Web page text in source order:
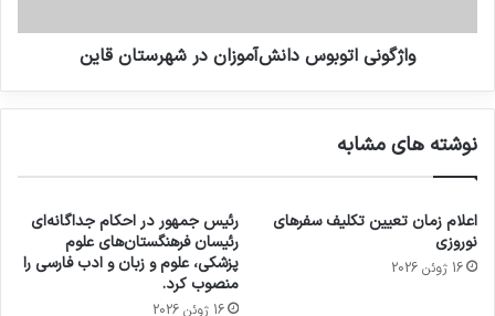
واژگونی اتوبوس دانش‌آموزان در شهرستان قاین
نوشته های مشابه
اعلام زمان تعیین تکلیف سفرهای
نوروزی
16 ژوئن 2026
رئیس جمهور در احکام جداگانه‌ای
رئیسان فرهنگستان‌های علوم
پزشکی، علوم و زبان و ادب فارسی را
منصوب کرد.
16 ژوئن 2026